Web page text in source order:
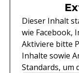
Dieser Inhalt
wie Facebook,
Aktiviere bitte
Inhalte sowie
Standards, um